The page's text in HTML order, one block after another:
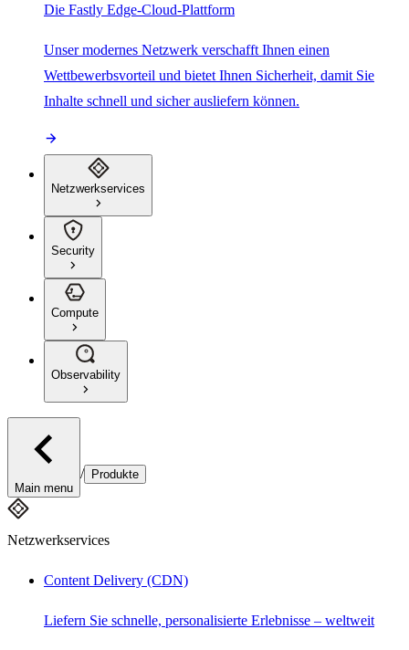
Die Fastly Edge-Cloud-Plattform
Unser modernes Netzwerk verschafft Ihnen einen
Wettbewerbsvorteil und bietet Ihnen Sicherheit, damit Sie
Inhalte schnell und sicher ausliefern können.
Netzwerkservices
Security
Compute
Observability
Main menu
/ Produkte
Netzwerkservices
Content Delivery (CDN)
Liefern Sie schnelle, personalisierte Erlebnisse – weltweit